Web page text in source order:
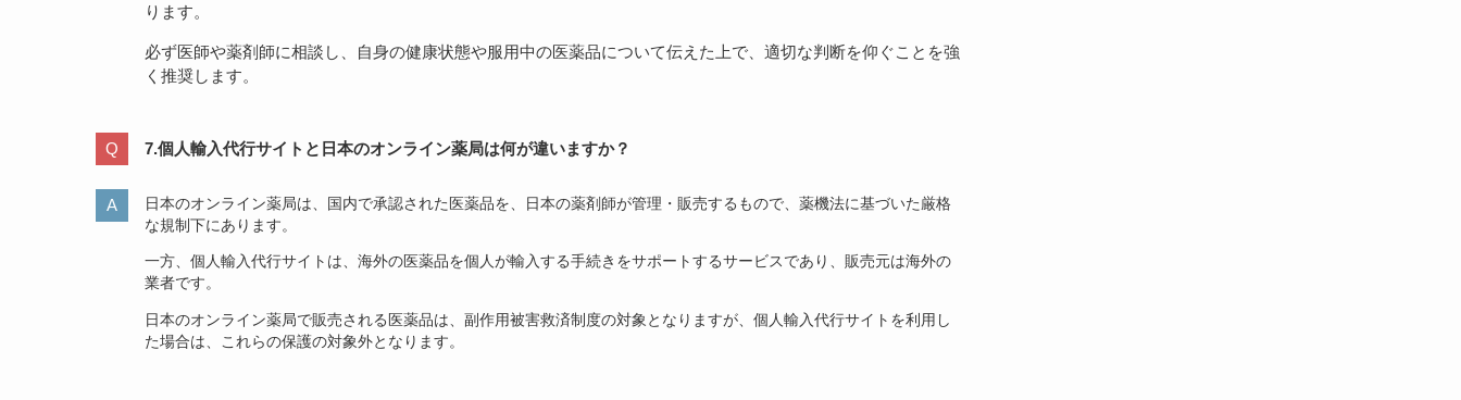
ります。
必ず医師や薬剤師に相談し、自身の健康状態や服用中の医薬品について伝えた上で、適切な判断を仰ぐことを強
く推奨します。
7.個人輸入代行サイトと日本のオンライン薬局は何が違いますか？
日本のオンライン薬局は、国内で承認された医薬品を、日本の薬剤師が管理・販売するもので、薬機法に基づいた厳格
な規制下にあります。
一方、個人輸入代行サイトは、海外の医薬品を個人が輸入する手続きをサポートするサービスであり、販売元は海外の
業者です。
日本のオンライン薬局で販売される医薬品は、副作用被害救済制度の対象となりますが、個人輸入代行サイトを利用し
た場合は、これらの保護の対象外となります。